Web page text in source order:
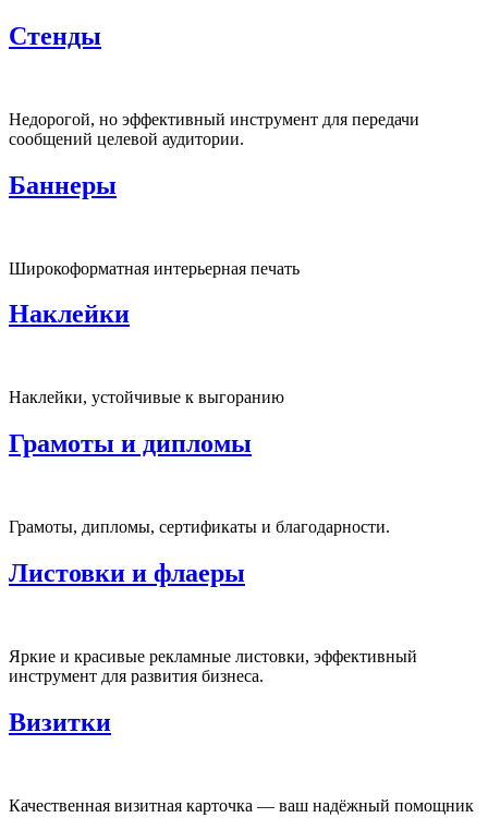
Стенды
Недорогой, но эффективный инструмент для передачи
сообщений целевой аудитории.
Баннеры
Широкоформатная интерьерная печать
Наклейки
Наклейки, устойчивые к выгоранию
Грамоты и дипломы
Грамоты, дипломы, сертификаты и благодарности.
Листовки и флаеры
Яркие и красивые рекламные листовки, эффективный
инструмент для развития бизнеса.
Визитки
Качественная визитная карточка — ваш надёжный помощник